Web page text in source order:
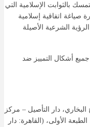
بالثوابت الإسلامية التي
صياغة اتفاقية إسلامية
الشرعية الأصيلة
جميع أشكال التمييز ضد
دار التأصيل – مركز
الأولى، (القاهرة: دار